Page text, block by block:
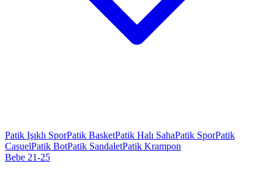
Patik Işıklı SporPatik BasketPatik Halı SahaPatik SporPatik
CasuelPatik BotPatik SandaletPatik Krampon
Bebe 21-25